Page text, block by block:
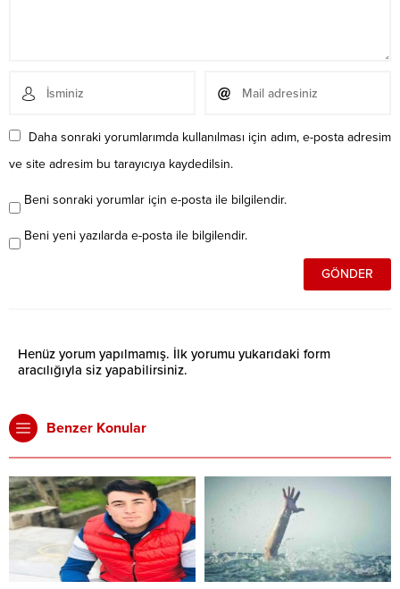
Daha sonraki yorumlarımda kullanılması için adım, e-posta adresim
ve site adresim bu tarayıcıya kaydedilsin.
Beni sonraki yorumlar için e-posta ile bilgilendir.
Beni yeni yazılarda e-posta ile bilgilendir.
Henüz yorum yapılmamış. İlk yorumu yukarıdaki form
aracılığıyla siz yapabilirsiniz.
Benzer Konular